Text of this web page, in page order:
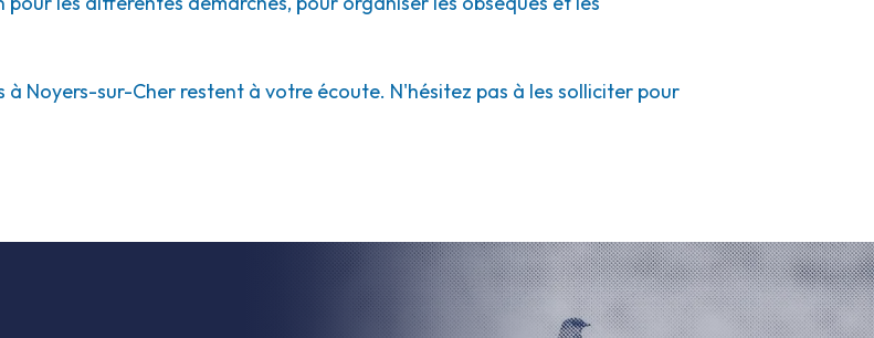
à Noyers-sur-Cher restent à votre écoute. N'hésitez pas à les solliciter pour